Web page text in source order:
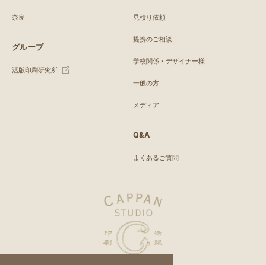
奈良
グループ
活版印刷研究所
見積り依頼
提携のご相談
学校関係・デザイナー様
一般の方
メディア
Q&A
よくあるご質問